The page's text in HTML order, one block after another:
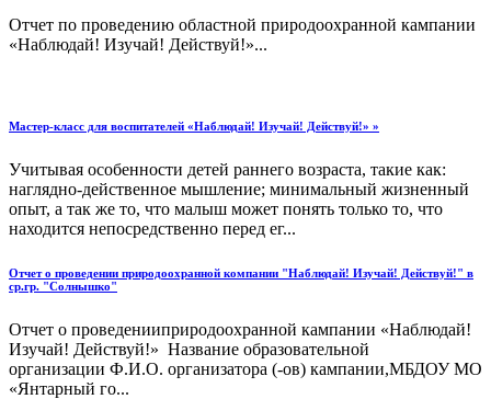
Отчет по проведению областной природоохранной кампании
«Наблюдай! Изучай! Действуй!»...
Мастер-класс для воспитателей «Наблюдай! Изучай! Действуй!» »
Учитывая особенности детей раннего возраста, такие как:
наглядно-действенное мышление; минимальный жизненный
опыт, а так же то, что малыш может понять только то, что
находится непосредственно перед ег...
Отчет о проведении природоохранной компании "Наблюдай! Изучай! Действуй!" в
ср.гр. "Солнышко"
Отчет о проведенииприродоохранной кампании «Наблюдай!
Изучай! Действуй!» Название образовательной
организации Ф.И.О. организатора (-ов) кампании,МБДОУ МО
«Янтарный го...